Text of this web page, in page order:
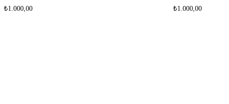
₺1.000,00 ₺1.000,00